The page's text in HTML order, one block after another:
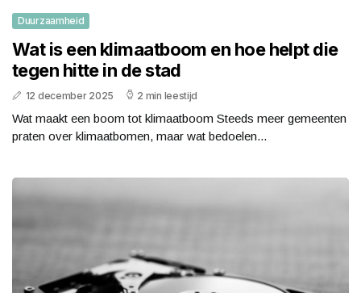
Duurzaamheid
Wat is een klimaatboom en hoe helpt die
tegen hitte in de stad
12 december 2025 2 min leestijd
Wat maakt een boom tot klimaatboom Steeds meer gemeenten
praten over klimaatbomen, maar wat bedoelen...